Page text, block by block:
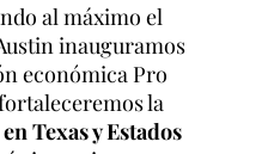
al máximo el
inauguramos
económica Pro
la
en Texas y Estados